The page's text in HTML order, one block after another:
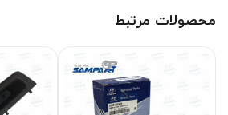
محصولات مرتبط